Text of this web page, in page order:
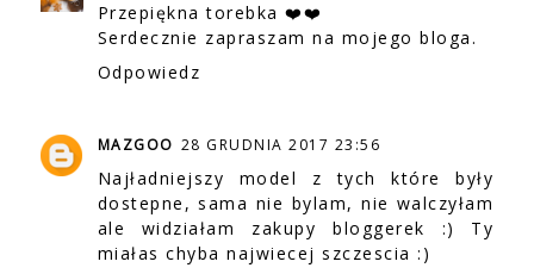
Przepiękna torebka ❤️❤️
Serdecznie zapraszam na mojego bloga.
Odpowiedz
MAZGOO 28 GRUDNIA 2017 23:56
Najładniejszy model z tych które były
dostepne, sama nie bylam, nie walczyłam
ale widziałam zakupy bloggerek :) Ty
miałas chyba najwiecej szczescia :)